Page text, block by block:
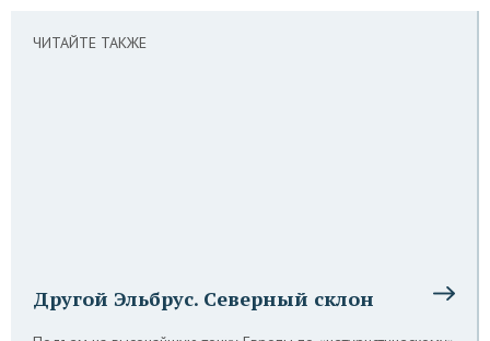
ЧИТАЙТЕ ТАКЖЕ
Другой Эльбрус. Северный склон